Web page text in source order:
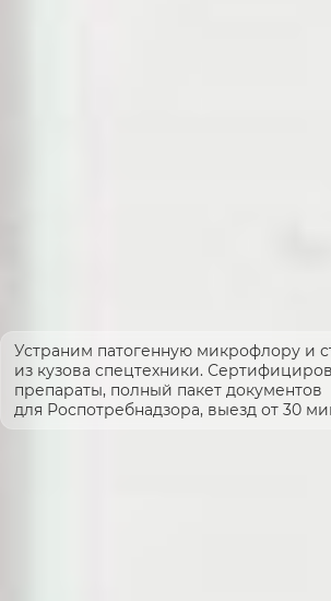
Устраним патогенную микрофлору и
из кузова спецтехники.
препараты, полный пакет документов
для Роспотребнадзора, выезд от 30